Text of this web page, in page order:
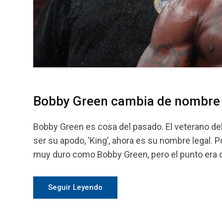
Bobby Green cambia de nombre
Bobby Green es cosa del pasado. El veterano
ser su apodo, ‘King’, ahora es su nombre
muy duro como Bobby Green, pero el punto
Seguir Leyendo